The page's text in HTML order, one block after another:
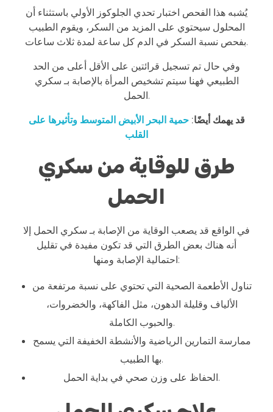
يُشبه هذا الفحص اختبار تحدي الجلوكوز الأولي باستثناء أن
المحلول سيحتوي على المزيد من السكر، ويقوم الطبيب
بفحص نسبة السكر في الدم كل ساعة لمدة ثلاث ساعات.
وفي حال تم تسجيل قرائتين على الأقل أعلى من الحد
الطبيعي فهنا سيتم تشخيص المرأة بالإصابة بـ سكري
الحمل.
قد يهمك أيضًا:حمية البحر الأبيض المتوسط وتأثيرها على
القلب
طرق للوقاية من سكري
الحمل
في الواقع قد يصعب الوقاية من الإصابة بـ سكري الحمل إلا
أنه هناك بعض الطرق التي قد تكون مفيدة في تقليل
احتمالية الإصابة ومنها:
تناول الأطعمة الصحية التي تحتوي على نسبة مرتفعة من
الألياف وقليلة الدهون، مثل الفاكهة، والخضروات،
والحبوب الكاملة.
ممارسة التمارين الرياضية والأنشطة الخفيفة التي يسمح
بها الطبيب.
الحفاظ على وزن صحي في بداية الحمل.